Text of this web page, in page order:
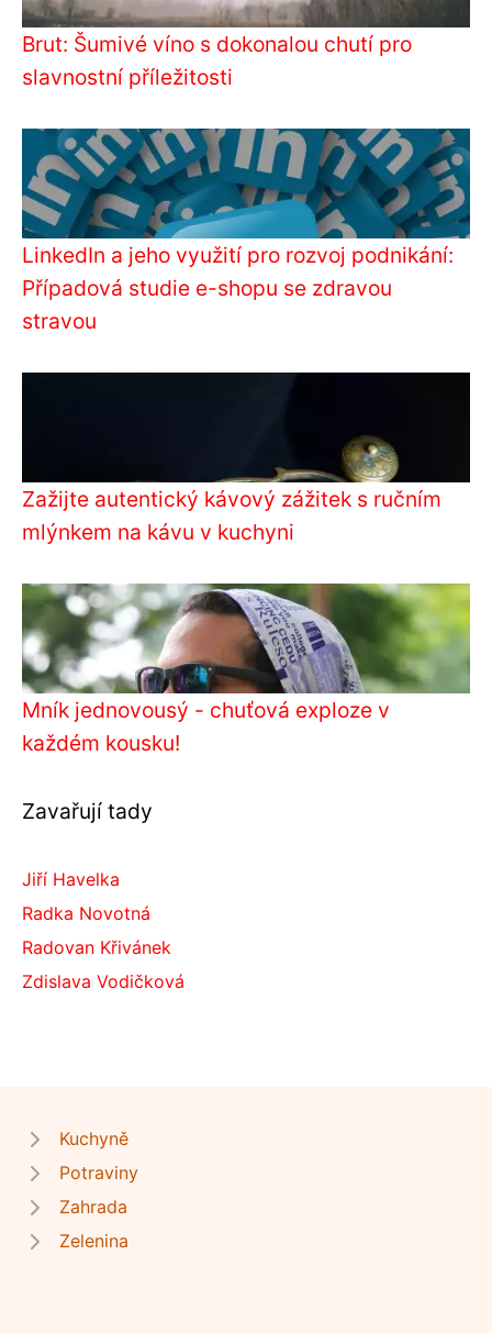
Brut: Šumivé víno s dokonalou chutí pro
slavnostní příležitosti
LinkedIn a jeho využití pro rozvoj podnikání:
Případová studie e-shopu se zdravou
stravou
Zažijte autentický kávový zážitek s ručním
mlýnkem na kávu v kuchyni
Mník jednovousý - chuťová exploze v
každém kousku!
Zavařují tady
Jiří Havelka
Radka Novotná
Radovan Křivánek
Zdislava Vodičková
Kuchyně
Potraviny
Zahrada
Zelenina